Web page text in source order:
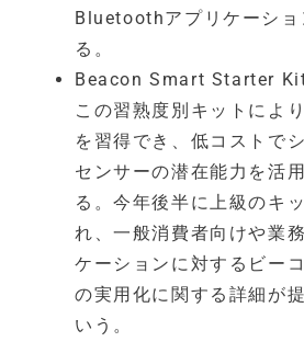
Bluetoothアプリケーショ
る。
Beacon Smart Starter
この習熟度別キットによ
を習得でき、低コストで
センサーの潜在能力を活
る。今年後半に上級のキ
れ、一般消費者向けや業
ケーションに対するビー
の実用化に関する詳細が
いう。